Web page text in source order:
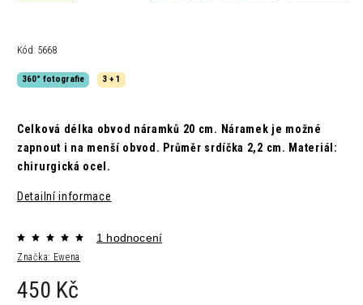
Kód: 5668
360° fotografie 3 + 1
Celková délka obvod náramků 20 cm. Náramek je možné
zapnout i na menší obvod. Průměr srdíčka 2,2 cm. Materiál:
chirurgická ocel.
Detailní informace
Značka: Ewena
1 hodnocení
450 Kč